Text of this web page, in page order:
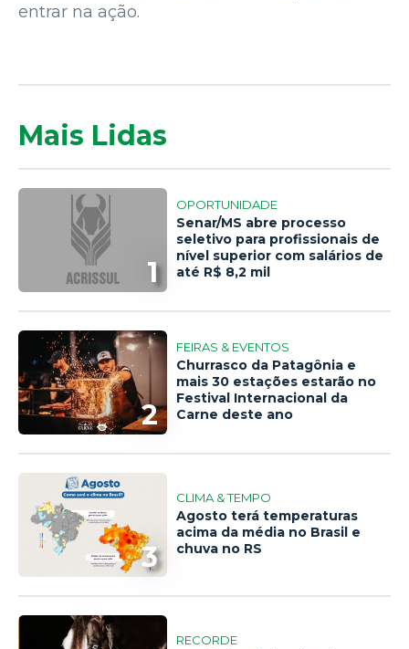
entrar na ação.
Mais Lidas
1
OPORTUNIDADE
Senar/MS abre processo
seletivo para profissionais de
nível superior com salários de
até R$ 8,2 mil
2
FEIRAS & EVENTOS
Churrasco da Patagônia e
mais 30 estações estarão no
Festival Internacional da
Carne deste ano
3
CLIMA & TEMPO
Agosto terá temperaturas
acima da média no Brasil e
chuva no RS
RECORDE